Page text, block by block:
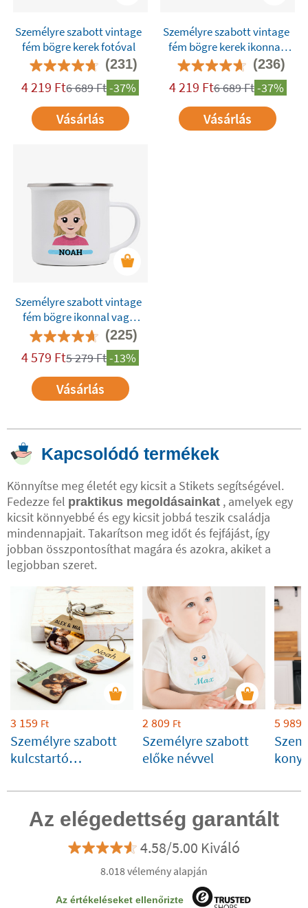
Személyre szabott vintage
fém bögre kerek fotóval
(231)
4 219 Ft6 689Ft-37%
Vásárlás
Személyre szabott vintage
fém bögre kerek ikonnal
vagy Twinie®️-val(236)
4 219 Ft6 689Ft-37%
Vásárlás
Személyre szabott vintage
fém bögre ikonnal vagy
Twinie®️-val (225)
4 579 Ft5 279Ft-13%
Vásárlás
Kapcsolódó termékek
Könnyítse meg életét egy kicsit a Stikets segítségével.
Fedezze fel praktikus megoldásainkat , amelyek egy
kicsit könnyebbé és egy kicsit jobbá teszik családja
mindennapjait. Takarítson meg időt és fejfájást, így
jobban összpontosíthat magára és azokra, akiket a
legjobban szeret.
3 159 Ft
Személyre szabott
kulcstartó
2 809 Ft
Személyre szabott
előke névvel
5 989
Az elégedettség garantált
4.58/5.00 Kiváló
8.018 vélemény alapján
Az értékeléseket ellenőrizte